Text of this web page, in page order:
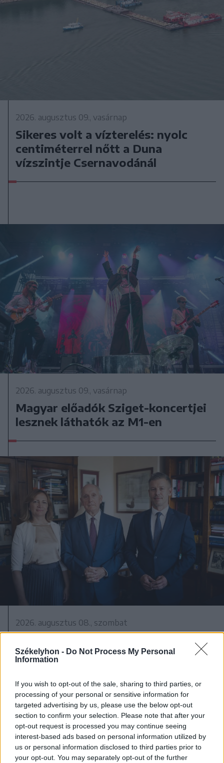
Székelyhon - Do Not Process My Personal
Information
If you wish to opt-out of the sale, sharing to third parties, or
processing of your personal or sensitive information for
targeted advertising by us, please use the below opt-out
section to confirm your selection. Please note that after your
opt-out request is processed you may continue seeing
interest-based ads based on personal information utilized by
us or personal information disclosed to third parties prior to
your opt-out. You may separately opt-out of the further
2026. augusztus 09., vasárnap
Sikeres volt a vízterelés: nyolc
centiméterrel nőtt a Duna
vízszintje Csernavodánál
2026. augusztus 09., vasárnap
Magyar előadók Sziget-koncertjei
lesznek láthatók az M1-en
2026. augusztus 08., szombat
Baka András elfogadta a felkérést a
köztársasági elnöki tisztségre